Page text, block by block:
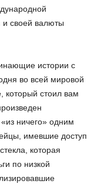
и своей валюты
истории с
во всей мировой
стоил вам
ничего» одним
имевшие доступ
которая
по низкой